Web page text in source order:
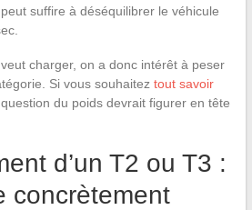
suffire à déséquilibrer le véhicule
charger, on a donc intérêt à peser
Si vous souhaitez tout savoir
question du poids devrait figurer en tête
d’un T2 ou T3 :
concrètement